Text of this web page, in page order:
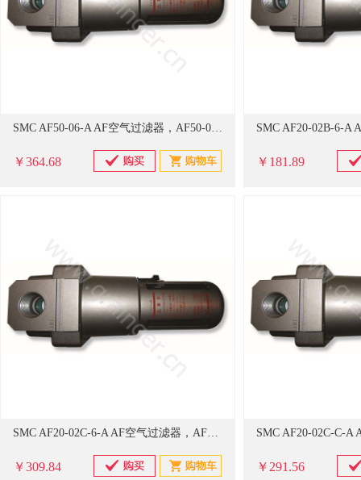
SMC AF50-06-A AF空气过滤器，AF50-06-A
￥364.68 ￥181.89
SMC AF20-02C-6-A AF空气过滤器，AF20-02C-6-A
￥309.84 ￥291.56